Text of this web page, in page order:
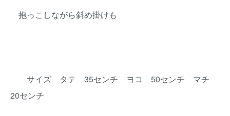
抱っこしながら斜め掛けも
サイズ タテ 35センチ ヨコ 50センチ マチ
20センチ